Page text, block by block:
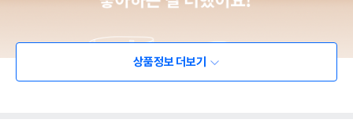
상품정보 더보기